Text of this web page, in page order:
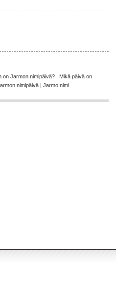
on Jarmon nimipäivä? | Mikä päivä on
nimipäivä | Jarmo nimi